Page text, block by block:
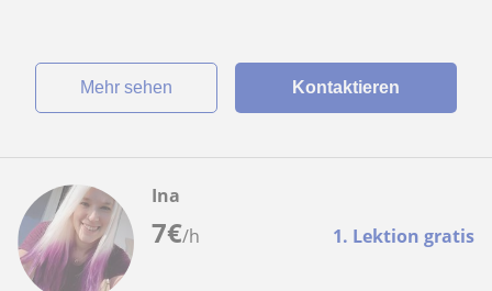
Mehr sehen Kontaktieren
7€/h 1. Lektion gratis
Ina